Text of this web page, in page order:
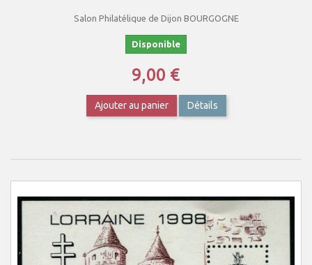
Salon Philatélique de Dijon BOURGOGNE
Disponible
9,00 €
Ajouter au panier Détails